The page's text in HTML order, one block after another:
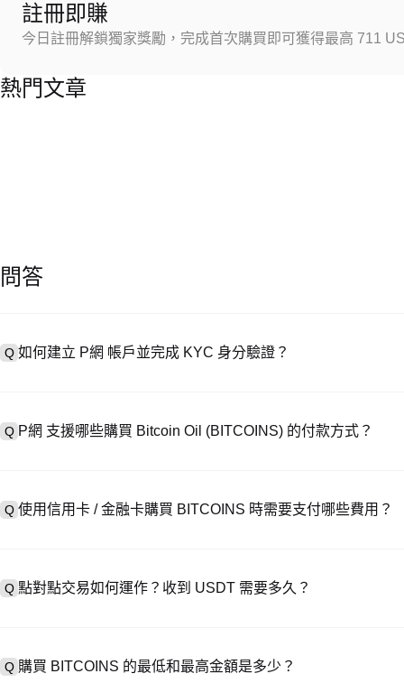
註冊即賺
今日註冊解鎖獨家獎勵，完成首次購買即可獲得最高 711
熱門文章
問答
Q 如何建立 P網 帳戶並完成 KYC 身分驗證？
Q P網 支援哪些購買 Bitcoin Oil (BITCOINS) 的付款方式？
易，提供客製化報價。
Q 使用信用卡 / 金融卡購買 BITCOINS 時需要支付哪些費用？
Q 點對點交易如何運作？收到 USDT 需要多久？
Q 購買 BITCOINS 的最低和最高金額是多少？